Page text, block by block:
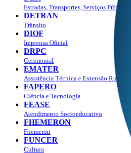
Estradas, Transportes, Serviços Públicos
DETRAN
Trânsito
DIOF
Imprensa Oficial
DRPC
Cerimonial
EMATER
Assistência Técnica e Extensão Rural
FAPERO
Ciência e Tecnologia
FEASE
Atendimento Socioeducativo
FHEMERON
Fhemeron
FUNCER
Cultura